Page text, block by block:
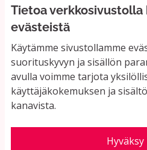
Tietoa
evästeistä
Käytämme sivustollamme
suorituskyvyn ja sisällön
avulla voimme tarjota
käyttäjäkokemuksen ja
kanavista.
11101 Riihimäki
Vaihde: 019 758 4000
Sähköpostiosoitteet:
etunimi.sukunimi@riihimaki.fi
Yhteystiedot ja usein
Käyttöehdot